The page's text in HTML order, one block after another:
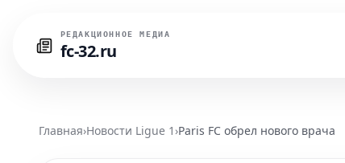
РЕДАКЦИОННОЕ МЕДИА
fc-32.ru
Главная›Новости Ligue 1›Paris FC обрел нового врача